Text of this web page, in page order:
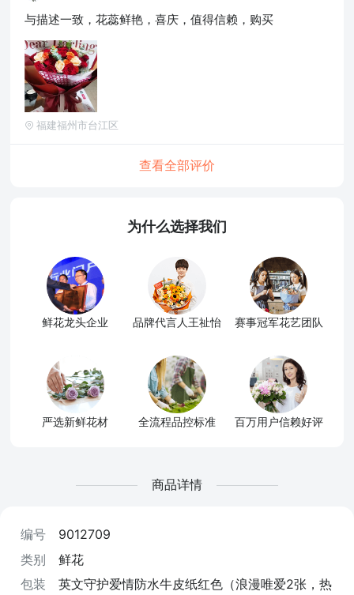
与描述一致，花蕊鲜艳，喜庆，值得信赖，购买
福建福州市台江区
查看全部评价
为什么选择我们
鲜花龙头企业 品牌代言人王祉怡 赛事冠军花艺团队
严选新鲜花材 全流程品控标准 百万用户信赖好评
商品详情
编号
9012709
类别
鲜花
包装
英文守护爱情防水牛皮纸红色（浪漫唯爱2张，热